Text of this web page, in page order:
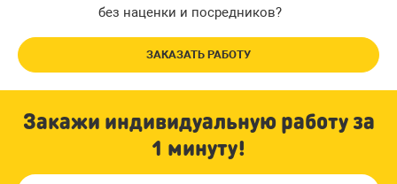
без наценки и посредников?
ЗАКАЗАТЬ РАБОТУ
Закажи индивидуальную работу за
1 минуту!